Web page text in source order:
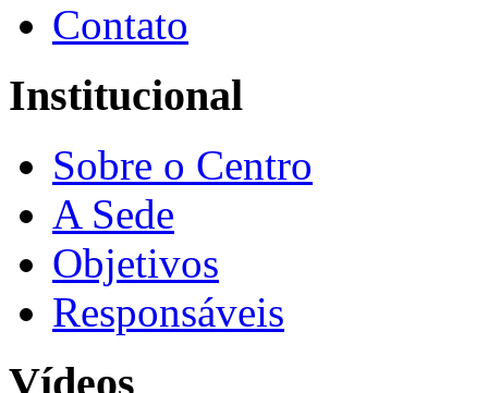
Contato
Institucional
Sobre o Centro
A Sede
Objetivos
Responsáveis
Vídeos